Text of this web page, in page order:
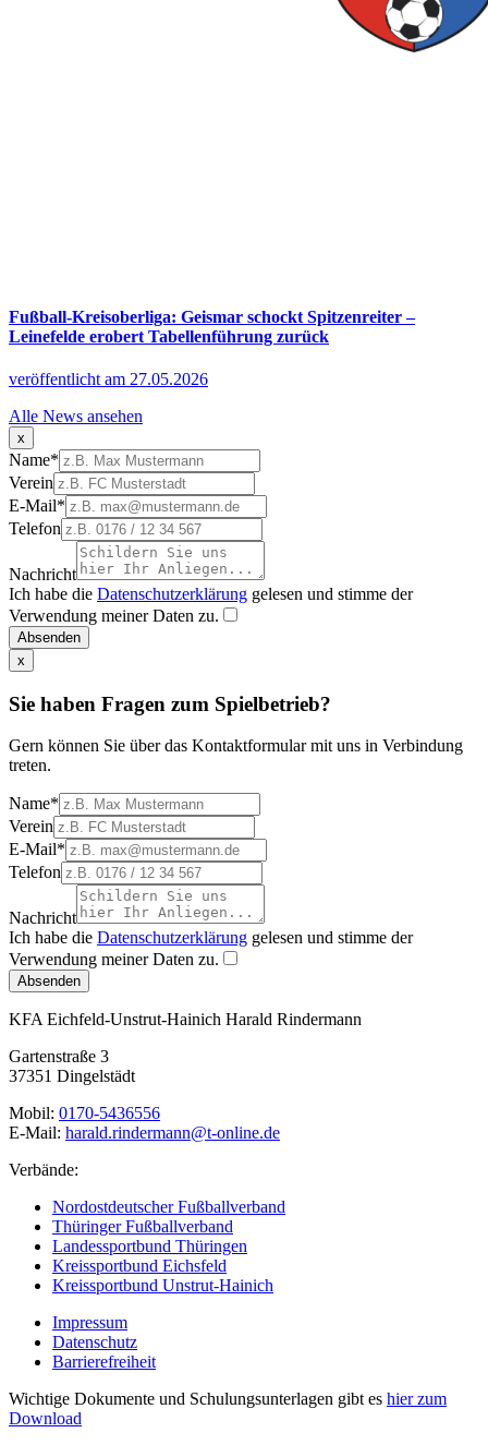
Fußball-Kreisoberliga: Geismar schockt Spitzenreiter –
Leinefelde erobert Tabellenführung zurück
veröffentlicht am 27.05.2026
Alle News ansehen
x
Name*
Verein
E-Mail*
Telefon
Nachricht
Ich habe die Datenschutzerklärung gelesen und stimme der
Verwendung meiner Daten zu.
Absenden
x
Sie haben Fragen zum Spielbetrieb?
Gern können Sie über das Kontaktformular mit uns in Verbindung
treten.
Name*
Verein
E-Mail*
Telefon
Nachricht
Ich habe die Datenschutzerklärung gelesen und stimme der
Verwendung meiner Daten zu.
Absenden
KFA Eichfeld-Unstrut-Hainich Harald Rindermann
Gartenstraße 3
37351 Dingelstädt
Mobil: 0170-5436556
E-Mail: harald.rindermann@t-online.de
Verbände:
Nordostdeutscher Fußballverband
Thüringer Fußballverband
Landessportbund Thüringen
Kreissportbund Eichsfeld
Kreissportbund Unstrut-Hainich
Impressum
Datenschutz
Barrierefreiheit
Wichtige Dokumente und Schulungsunterlagen gibt es hier zum
Download